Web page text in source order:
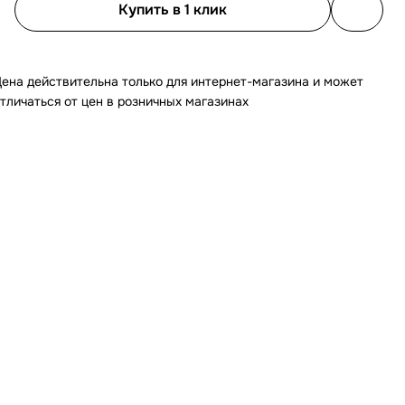
Купить в 1 клик
действительна только для интернет-магазина и может
от цен в розничных магазинах